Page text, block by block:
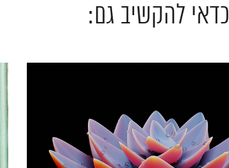
כדאי להקשיב גם: